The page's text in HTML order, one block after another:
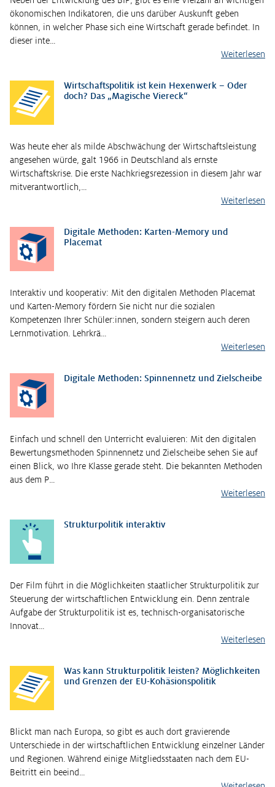
ökonomischen Indikatoren, die uns darüber Auskunft geben
können, in welcher Phase sich eine Wirtschaft gerade befindet. In
dieser inte…
Weiterlesen
Wirtschaftspolitik ist kein Hexenwerk – Oder
doch? Das „Magische Viereck“
Was heute eher als milde Abschwächung der Wirtschaftsleistung
angesehen würde, galt 1966 in Deutschland als ernste
Wirtschaftskrise. Die erste Nachkriegsrezession in diesem Jahr war
mitverantwortlich,…
Weiterlesen
Digitale Methoden: Karten-Memory und
Placemat
Interaktiv und kooperativ: Mit den digitalen Methoden Placemat
und Karten-Memory fördern Sie nicht nur die sozialen
Kompetenzen Ihrer Schüler:innen, sondern steigern auch deren
Lernmotivation. Lehrkrä…
Weiterlesen
Digitale Methoden: Spinnennetz und Zielscheibe
Einfach und schnell den Unterricht evaluieren: Mit den digitalen
Bewertungsmethoden Spinnennetz und Zielscheibe sehen Sie auf
einen Blick, wo Ihre Klasse gerade steht. Die bekannten Methoden
aus dem P…
Weiterlesen
Strukturpolitik interaktiv
Der Film führt in die Möglichkeiten staatlicher Strukturpolitik zur
Steuerung der wirtschaftlichen Entwicklung ein. Denn zentrale
Aufgabe der Strukturpolitik ist es, technisch-organisatorische
Innovat…
Weiterlesen
Was kann Strukturpolitik leisten? Möglichkeiten
und Grenzen der EU-Kohäsionspolitik
Blickt man nach Europa, so gibt es auch dort gravierende
Unterschiede in der wirtschaftlichen Entwicklung einzelner Länder
und Regionen. Während einige Mitgliedsstaaten nach dem EU-
Beitritt ein beeind…